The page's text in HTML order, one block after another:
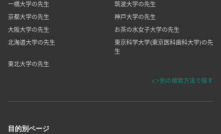
一橋大学の先生
筑波大学の先生
京都大学の先生
神戸大学の先生
大阪大学の先生
お茶の水女子大学の先生
北海道大学の先生
東京科学大学(東京医科歯科大学)の先
生
東北大学の先生
👉別の検索方法で探す
目的別ページ